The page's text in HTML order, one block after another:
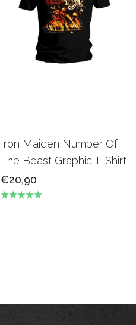
Iron Maiden Number Of
The Beast Graphic T-Shirt
€20,90